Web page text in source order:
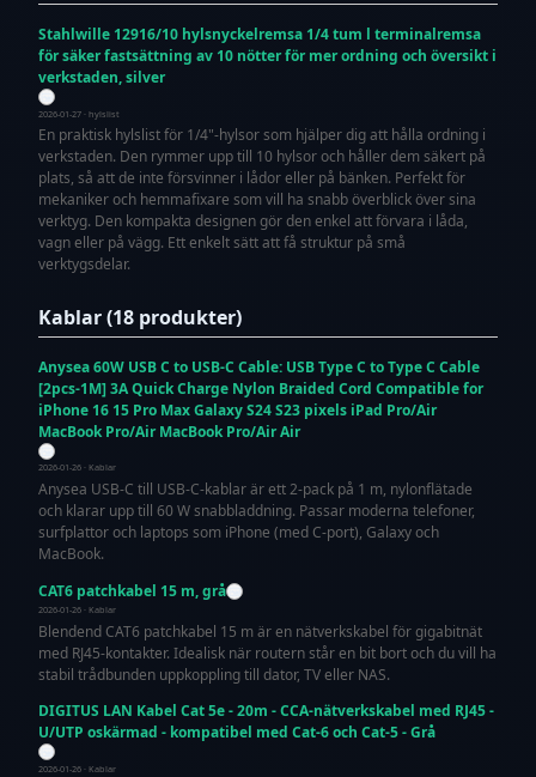
Stahlwille 12916/10 hylsnyckelremsa 1/4 tum l terminalremsa
för säker fastsättning av 10 nötter för mer ordning och översikt i
verkstaden, silver
2026-01-27 · hylslist
En praktisk hylslist för 1/4"-hylsor som hjälper dig att hålla ordning i
verkstaden. Den rymmer upp till 10 hylsor och håller dem säkert på
plats, så att de inte försvinner i lådor eller på bänken. Perfekt för
mekaniker och hemmafixare som vill ha snabb överblick över sina
verktyg. Den kompakta designen gör den enkel att förvara i låda,
vagn eller på vägg. Ett enkelt sätt att få struktur på små
verktygsdelar.
Kablar (18 produkter)
Anysea 60W USB C to USB-C Cable: USB Type C to Type C Cable
[2pcs-1M] 3A Quick Charge Nylon Braided Cord Compatible for
iPhone 16 15 Pro Max Galaxy S24 S23 pixels iPad Pro/Air
MacBook Pro/Air MacBook Pro/Air Air
2026-01-26 · Kablar
Anysea USB-C till USB-C-kablar är ett 2-pack på 1 m, nylonflätade
och klarar upp till 60 W snabbladdning. Passar moderna telefoner,
surfplattor och laptops som iPhone (med C-port), Galaxy och
MacBook.
CAT6 patchkabel 15 m, grå
2026-01-26 · Kablar
Blendend CAT6 patchkabel 15 m är en nätverkskabel för gigabitnät
med RJ45-kontakter. Idealisk när routern står en bit bort och du vill ha
stabil trådbunden uppkoppling till dator, TV eller NAS.
DIGITUS LAN Kabel Cat 5e - 20m - CCA-nätverkskabel med RJ45 -
U/UTP oskärmad - kompatibel med Cat-6 och Cat-5 - Grå
2026-01-26 · Kablar